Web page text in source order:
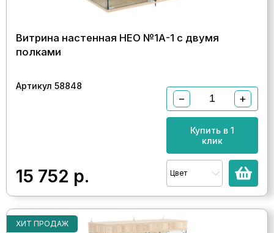
Витрина настенная НЕО №1А-1 с двумя
полками
Артикул 58848
15 752 р.
− +
Купить в 1
клик
Цвет
ХИТ ПРОДАЖ